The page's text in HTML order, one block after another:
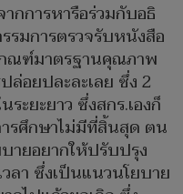
กการหารือร่วมกับอธิ
มการตรวจรับหนังสือ
ณฑ์มาตรฐานคุณภาพ
อยปละละเลย ซึ่ง 2
ะยะยาว ซึ่งสกร.เองก็
ารศึกษาไม่มีที่สิ้นสุด ตน
ายอยากให้ปรับปรุง
ลา ซึ่งเป็นแนวนโยบาย